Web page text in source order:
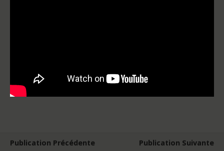
Publication Précédente
Publication Suivante